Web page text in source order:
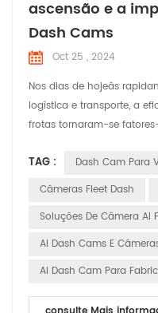
ascensão e a
Dash Cams
Oct 25 , 2024
Nos dias de hojeâs
logística e transporte, a
frotas tornaram-se
câmeras de painel
ferramentas de gravação
Este artig...
TAG :
Dash Cam Para
Câmeras Fleet Dash
Soluções De Câmera AI
AI Dash Cams E
AI Dash Cam Para